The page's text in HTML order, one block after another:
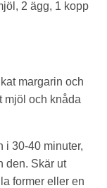
2 ägg, 1 kopp
margarin och
mjöl och knåda
i 30-40 minuter,
den. Skär ut
former eller en